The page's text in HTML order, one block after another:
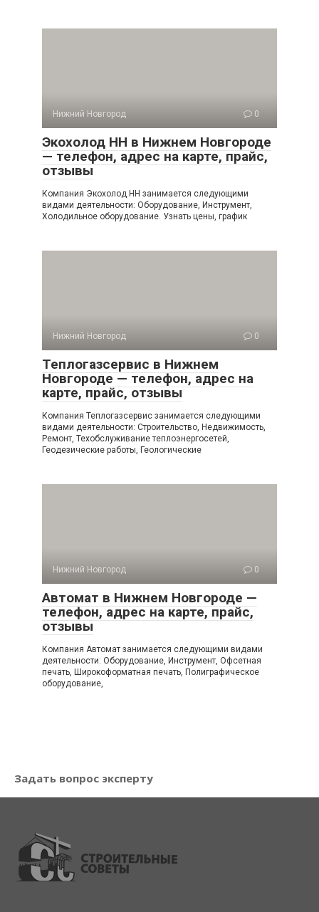
Нижний Новгород 0
Экохолод НН в Нижнем Новгороде
— телефон, адрес на карте, прайс,
отзывы
Компания Экохолод НН занимается следующими
видами деятельности: Оборудование, Инструмент,
Холодильное оборудование. Узнать цены, график
Нижний Новгород 0
Теплогазсервис в Нижнем
Новгороде — телефон, адрес на
карте, прайс, отзывы
Компания Теплогазсервис занимается следующими
видами деятельности: Строительство, Недвижимость,
Ремонт, Техобслуживание теплоэнергосетей,
Геодезические работы, Геологические
Нижний Новгород 0
Автомат в Нижнем Новгороде —
телефон, адрес на карте, прайс,
отзывы
Компания Автомат занимается следующими видами
деятельности: Оборудование, Инструмент, Офсетная
печать, Широкоформатная печать, Полиграфическое
оборудование,
Задать вопрос эксперту